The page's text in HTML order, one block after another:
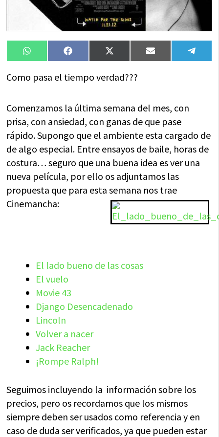
Compartir
en
WhatsAppCompartir
en
FacebookCompartir
en
X
(Twitter)
Compartir
en
Email
en
Como pasa el tiempo verdad???
Comenzamos la última semana del mes, con
prisa, con ansiedad, con ganas de que pase
rápido. Supongo que el ambiente esta cargado de
de algo especial. Entre ensayos de baile, horas de
costura… seguro que una buena idea es ver una
nueva película, por ello os adjuntamos las
propuesta que para esta semana nos trae
Cinemancha:
El lado bueno de las cosas
El vuelo
Movie 43
Django Desencadenado
Lincoln
Volver a nacer
Jack Reacher
¡Rompe Ralph!
Seguimos incluyendo la información sobre los
precios, pero os recordamos que los mismos
siempre deben ser usados como referencia y en
caso de duda ser verificados, ya que pueden estar